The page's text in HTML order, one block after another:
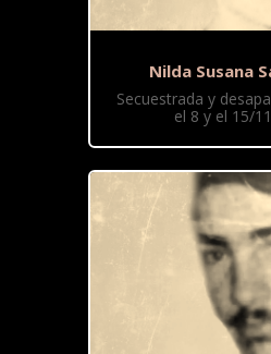
Nilda Susana
Secuestrada y
el 8 y el 15/